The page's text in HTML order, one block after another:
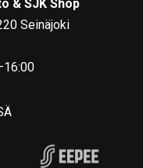
& SJK Shop
Seinäjoki